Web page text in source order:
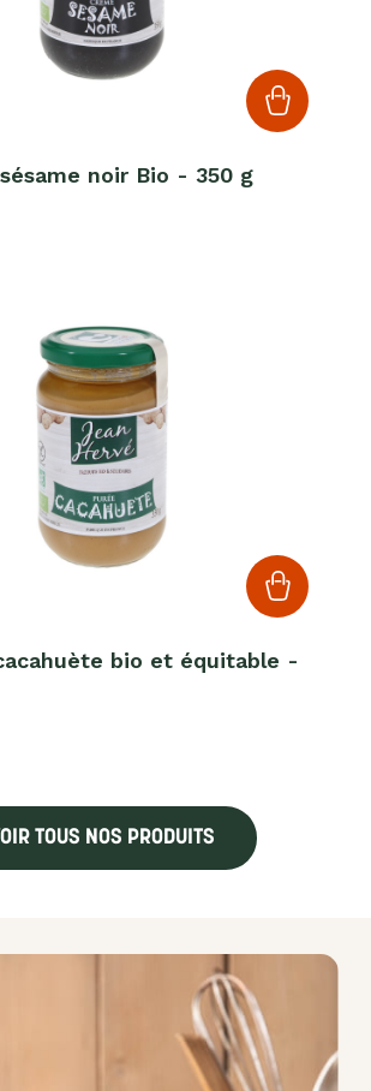
noir Bio - 350 g
bio et équitable -
TOUS NOS PRODUITS